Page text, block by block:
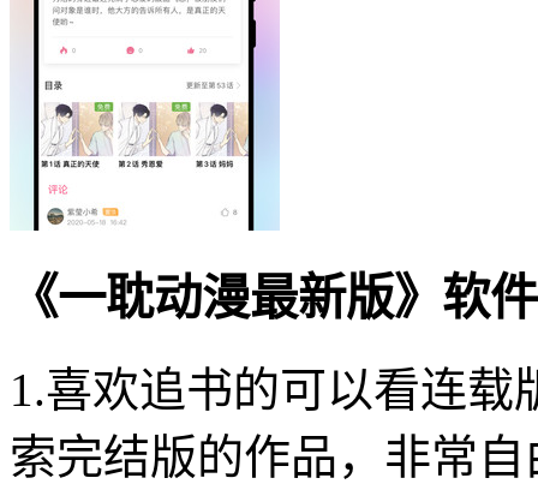
《一耽动漫最新版》软
1.喜欢追书的可以看连
索完结版的作品，非常自